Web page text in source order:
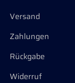
Versand
Zahlungen
Rückgabe
Widerruf